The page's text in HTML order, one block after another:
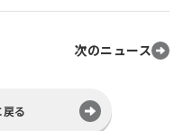
次のニュース
る